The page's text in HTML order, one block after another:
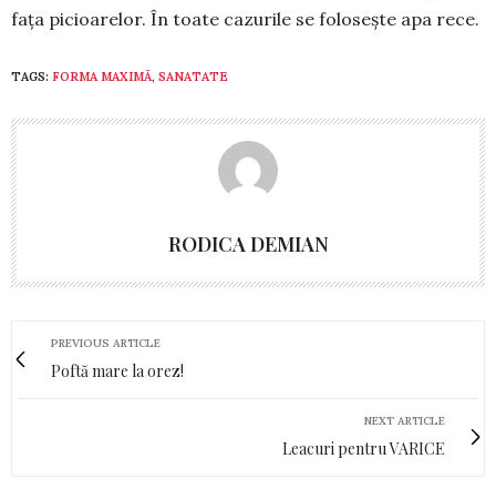
fața picioa­relor. În toate ca­zurile se folosește apa rece.
TAGS: FORMA MAXIMĂ, SANATATE
RODICA DEMIAN
PREVIOUS ARTICLE
Poftă mare la orez!
NEXT ARTICLE
Leacuri pentru VARICE